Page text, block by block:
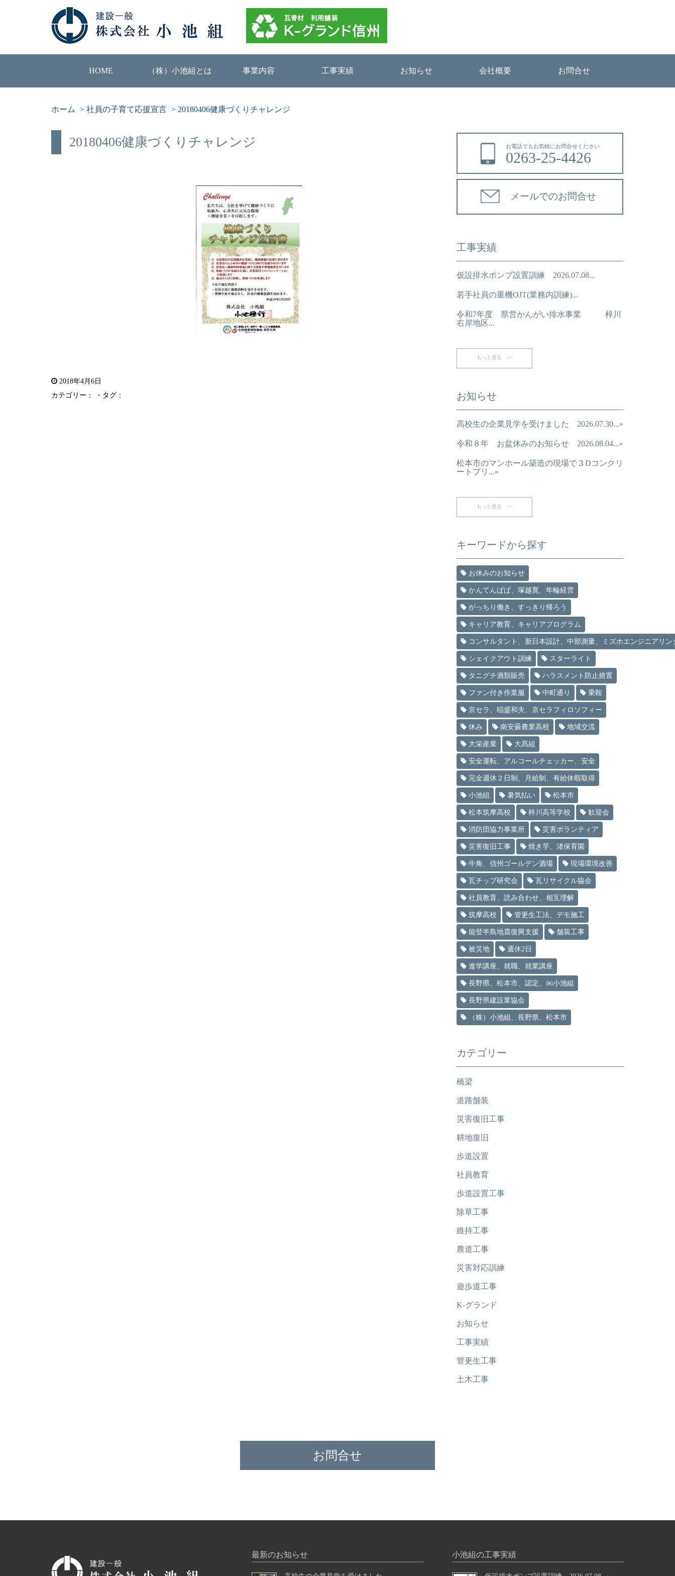
HOME （株）小池組とは 事業内容 工事実績 お知らせ 会社概要 お問合せ
ホーム > 社員の子育て応援宣言 > 20180406健康づくりチャレンジ
20180406健康づくりチャレンジ
2018年4月6日
カテゴリー： ・タグ：
お電話でもお気軽にお問合せください
0263-25-4426
メールでのお問合せ
工事実績
仮設排水ポンプ設置訓練 2026.07.08...
若手社員の重機OJT(業務内訓練)...
令和7年度 県営かんがい排水事業 梓川
右岸地区...
もっと見る >>
お知らせ
高校生の企業見学を受けました 2026.07.30...»
令和８年 お盆休みのお知らせ 2026.08.04...»
松本市のマンホール築造の現場で３Dコンクリ
ートプリ...»
もっと見る >>
キーワードから探す
お休みのお知らせ
かんてんぱぱ、塚越寛、年輪経営
がっちり働き、すっきり帰ろう
キャリア教育、キャリアプログラム
コンサルタント、新日本設計、中部測量、ミズホエンジニアリン
シェイクアウト訓練 スターライト
タニグチ酒類販売 ハラスメント防止措置
ファン付き作業服 中町通り 乗鞍
京セラ、稲盛和夫、京セラフィロソフィー
休み 南安曇農業高校 地域交流
大栄産業 大髙組
安全運転、アルコールチェッカー、安全
完全週休２日制、月給制、有給休暇取得
小池組 暑気払い 松本市
松本筑摩高校 梓川高等学校 歓迎会
消防団協力事業所 災害ボランティア
災害復旧工事 焼き芋、渚保育園
牛角、信州ゴールデン酒場 現場環境改善
瓦チップ研究会 瓦リサイクル協会
社員教育、読み合わせ、相互理解
筑摩高校 管更生工法、デモ施工
能登半島地震復興支援 舗装工事
被災地 週休2日
進学講座、就職、就業講座
長野県、松本市、認定、㈱小池組
長野県建設業協会
（株）小池組、長野県、松本市
カテゴリー
橋梁
道路舗装
災害復旧工事
耕地復旧
歩道設置
社員教育
歩道設置工事
除草工事
維持工事
農道工事
災害対応訓練
遊歩道工事
K-グランド
お知らせ
工事実績
管更生工事
土木工事
お問合せ
最新のお知らせ 小池組の工事実績